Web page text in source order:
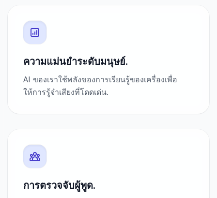
ความแม่นยำระดับมนุษย์.
AI ของเราใช้พลังของการเรียนรู้ของเครื่องเพื่อ
ให้การรู้จำเสียงที่โดดเด่น.
การตรวจจับผู้พูด.